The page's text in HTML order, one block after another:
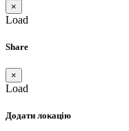
×
Load
Share
×
Load
Додати локацію